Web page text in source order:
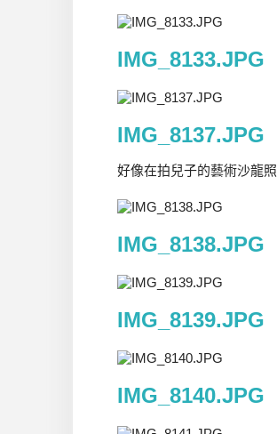
IMG_8133.JPG
IMG_8137.JPG
好像在拍兒子的藝術沙龍照
IMG_8138.JPG
IMG_8139.JPG
IMG_8140.JPG